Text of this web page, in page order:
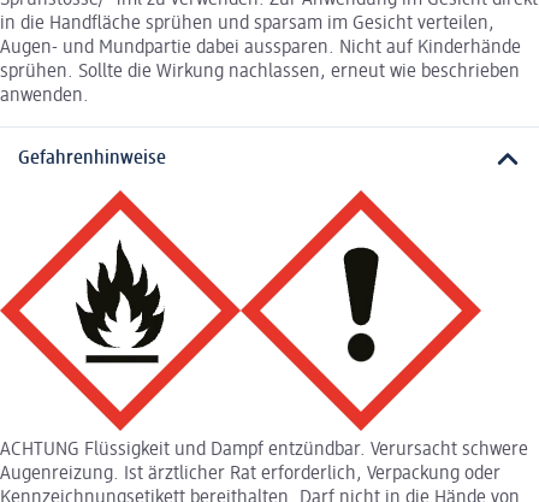
in die Handfläche sprühen und sparsam im Gesicht verteilen,
Augen- und Mundpartie dabei aussparen. Nicht auf Kinderhände
sprühen. Sollte die Wirkung nachlassen, erneut wie beschrieben
anwenden.
Gefahrenhinweise
ACHTUNG Flüssigkeit und Dampf entzündbar. Verursacht schwere
Augenreizung. Ist ärztlicher Rat erforderlich, Verpackung oder